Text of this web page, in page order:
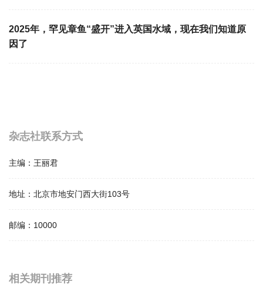
2025年，罕见章鱼“盛开”进入英国水域，现在我们知道原
因了
杂志社联系方式
主编： 王丽君
地址： 北京市地安门西大街103号
邮编： 10000
相关提问
相关期刊推荐